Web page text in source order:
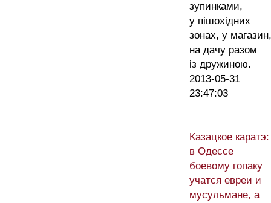
зупинками,
у пішохідних
зонах, у магазин,
на дачу разом
із дружиною.
2013-05-31
23:47:03
Казацкое каратэ:
в Одессе
боевому гопаку
учатся евреи и
мусульмане, а